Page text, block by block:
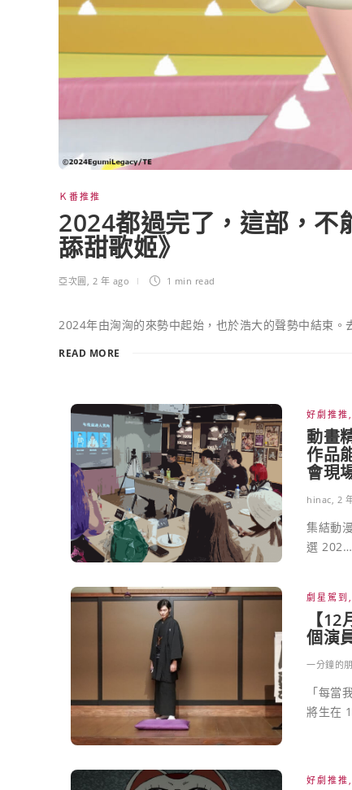
Ｋ番推推
2024都過完了，這部，
舔甜歌姬》
亞次圓 2 年 ago 1 min read
2024年由洶洶的來勢中起始，也於浩大的聲勢中結束
READ MORE
好劇推推
動畫
作品
會現
hinac 2
集結動
選 202…
劇星駕到
【
個演
一分鐘的
「每當
將生在
好劇推推